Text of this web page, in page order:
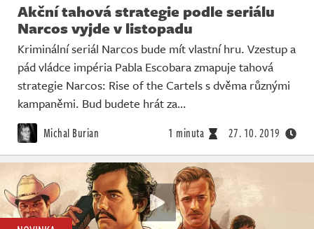
Akční tahová strategie podle seriálu
Narcos vyjde v listopadu
Kriminální seriál Narcos bude mít vlastní hru. Vzestup a
pád vládce impéria Pabla Escobara zmapuje tahová
strategie Narcos: Rise of the Cartels s dvěma různými
kampaněmi. Bud budete hrát za…
Michal Burian 1 minuta 27. 10. 2019